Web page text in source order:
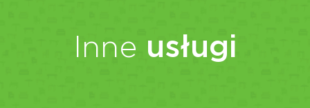
Inne usługi